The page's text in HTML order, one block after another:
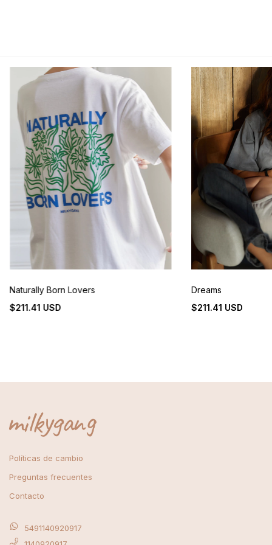
- 100% algodón de calidad
- Aberturas laterales con cierres invisibles
- Industria Argentina
- Consejo de lavado: lavar del revés a 30°
Naturally Born Lovers
$211.41 USD
Dreams
$211.41 USD
Políticas de cambio
Preguntas frecuentes
Contacto
5491140920917